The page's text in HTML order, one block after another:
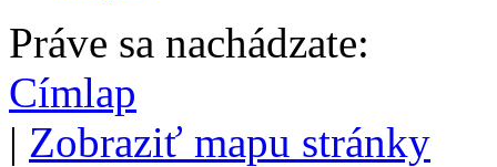
Práve sa nachádzate:
Címlap
| Zobraziť mapu stránky